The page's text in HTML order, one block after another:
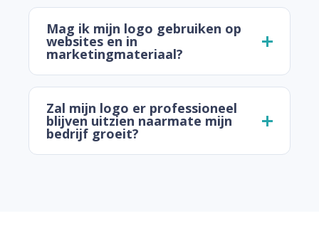
Mag ik mijn logo gebruiken op
websites en in
marketingmateriaal?
Zal mijn logo er professioneel
blijven uitzien naarmate mijn
bedrijf groeit?